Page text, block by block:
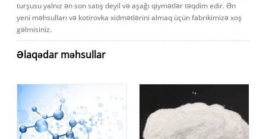
turşusu yalnız ən son satış deyil və aşağı qiymətlər təqdim edir. Ən
yeni məhsulları və kotirovka xidmətlərini almaq üçün fabrikimizə xoş
gəlmisiniz.
Əlaqədar məhsullar